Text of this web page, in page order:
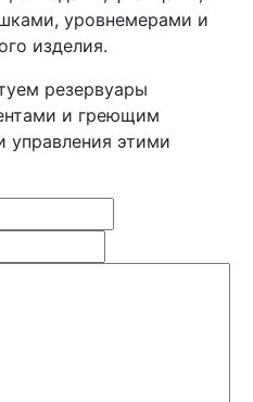
уровнемерами и
изделия.
резервуары
и греющим
управления этими